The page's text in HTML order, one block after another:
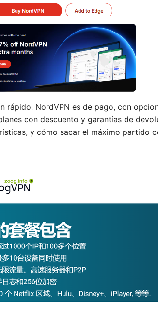
rápido: NordVPN es de pago, con
con descuento y garantías de
y cómo sacar el máximo partido